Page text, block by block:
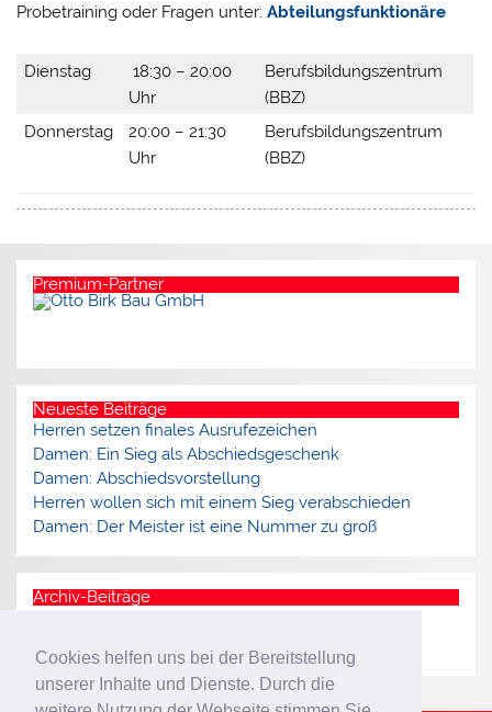
Cookies helfen uns bei der Bereitstellung
unserer Inhalte und Dienste. Durch die
Probetraining oder Fragen unter:Abteilungsfunktionäre
Dienstag
18:30 – 20:00
Uhr
Berufsbildungszentrum
(BBZ)
Donnerstag
20:00 – 21:30
Uhr
Berufsbildungszentrum
(BBZ)
Premium-Partner
Neueste Beiträge
Herren setzen finales Ausrufezeichen
Damen: Ein Sieg als Abschiedsgeschenk
Damen: Abschiedsvorstellung
Herren wollen sich mit einem Sieg verabschieden
Damen: Der Meister ist eine Nummer zu groß
Archiv-Beiträge